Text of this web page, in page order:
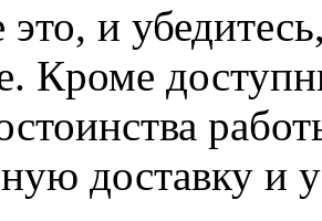
это, и
Кроме
доставку и